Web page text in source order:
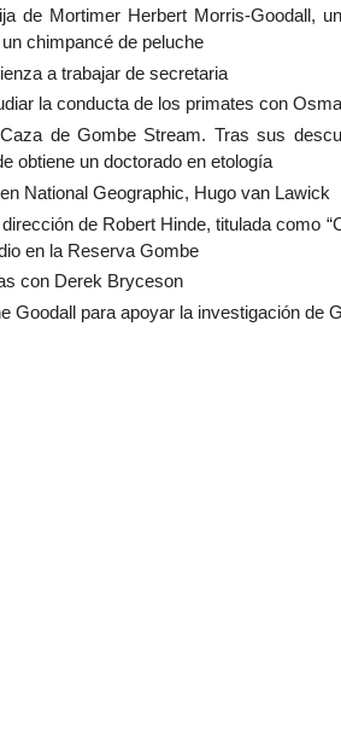
de Mortimer Herbert Morris-Goodall,
chimpancé de peluche
a trabajar de secretaria
la conducta de los primates con
de Gombe Stream. Tras sus
obtiene un doctorado en etología
National Geographic, Hugo van Lawick
de Robert Hinde, titulada como
en la Reserva Gombe
con Derek Bryceson
Goodall para apoyar la investigación de